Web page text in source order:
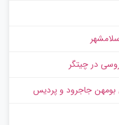
در چیتگر
بومهن جاجرود و پردیس